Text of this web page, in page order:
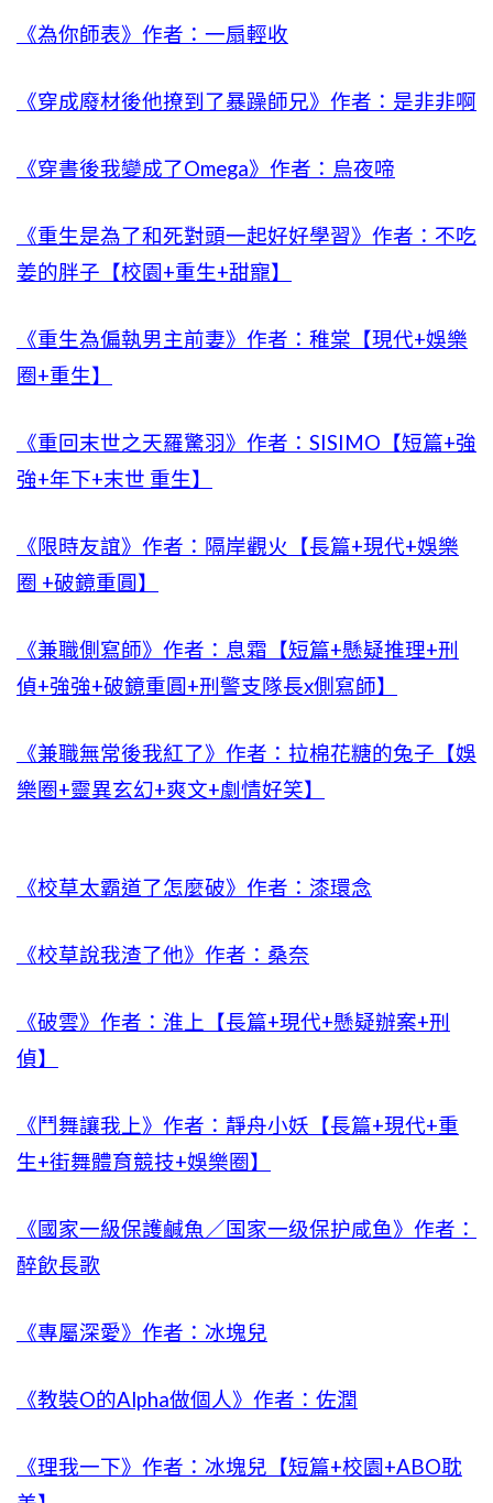
《為你師表》作者：一扇輕收
《穿成廢材後他撩到了暴躁師兄》作者：是非非啊
《穿書後我變成了Omega》作者：烏夜啼
《重生是為了和死對頭一起好好學習》作者：不吃
姜的胖子【校園+重生+甜寵】
《重生為偏執男主前妻》作者：稚棠【現代+娛樂
圈+重生】
《重回末世之天羅驚羽》作者：SISIMO【短篇+強
強+年下+末世 重生】
《限時友誼》作者：隔岸觀火【長篇+現代+娛樂
圈 +破鏡重圓】
《兼職側寫師》作者：息霜【短篇+懸疑推理+刑
偵+強強+破鏡重圓+刑警支隊長x側寫師】
《兼職無常後我紅了》作者：拉棉花糖的兔子【娛
樂圈+靈異玄幻+爽文+劇情好笑】
《校草太霸道了怎麼破》作者：漆環念
《校草說我渣了他》作者：桑奈
《破雲》作者：淮上【長篇+現代+懸疑辦案+刑
偵】
《鬥舞讓我上》作者：靜舟小妖【長篇+現代+重
生+街舞體育競技+娛樂圈】
《國家一級保護鹹魚／国家一级保护咸鱼》作者：
醉飲長歌
《專屬深愛》作者：冰塊兒
《教裝O的Alpha做個人》作者：佐潤
《理我一下》作者：冰塊兒【短篇+校園+ABO耽